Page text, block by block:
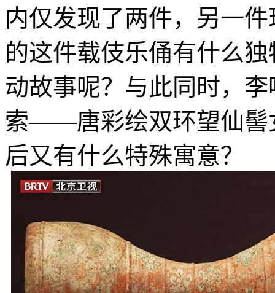
内仅发现了两件，另一
的这件载伎乐俑有什么
动故事呢？与此同时，
索——唐彩绘双环望仙髻
后又有什么特殊寓意？